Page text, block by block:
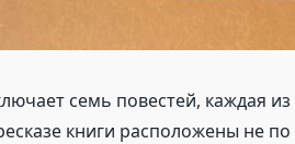
семь повестей, каждая из
книги расположены не